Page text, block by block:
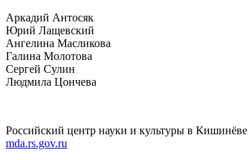
Аркадий Антосяк
Юрий Лащевский
Ангелина Масликова
Галина Молотова
Сергей Сулин
Людмила Цончева
Российский центр науки и культуры в Кишинёве
mda.rs.gov.ru